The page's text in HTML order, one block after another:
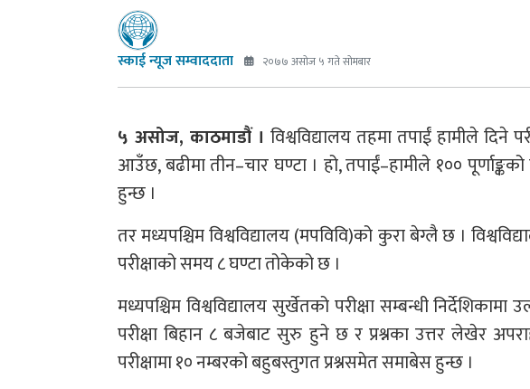
स्काई न्यूज सम्वाददाता २०७७ असोज ५ गते सोमबार
५ असोज, काठमाडौं । विश्वविद्यालय तहमा तपाईं हामीले दिने
आउँछ, बढीमा तीन–चार घण्टा । हो, तपाईं–हामीले १००
हुन्छ ।
तर मध्यपश्चिम विश्वविद्यालय (मपविवि)को कुरा बेग्लै छ ।
परीक्षाको समय ८ घण्टा तोकेको छ ।
मध्यपश्चिम विश्वविद्यालय सुर्खेतको परीक्षा सम्बन्धी
परीक्षा बिहान ८ बजेबाट सुरु हुने छ र प्रश्नका उत्तर लेखेर
परीक्षामा १० नम्बरको बहुबस्तुगत प्रश्नसमेत समाबेस हुन्छ ।